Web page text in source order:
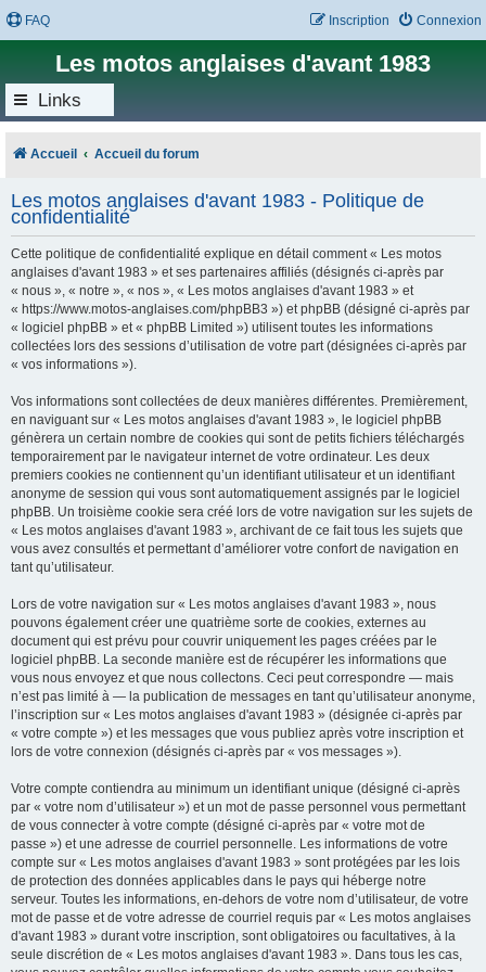
FAQ Connexion
Inscription
Les motos anglaises d'avant 1983
Links
Accueil Accueil du forum
Les motos anglaises d'avant 1983 - Politique de
confidentialité
Cette politique de confidentialité explique en détail comment « Les motos
anglaises d'avant 1983 » et ses partenaires affiliés (désignés ci-après par
« nous », « notre », « nos », « Les motos anglaises d'avant 1983 » et
« https://www.motos-anglaises.com/phpBB3 ») et phpBB (désigné ci-après par
« logiciel phpBB » et « phpBB Limited ») utilisent toutes les informations
collectées lors des sessions d’utilisation de votre part (désignées ci-après par
« vos informations »).
Vos informations sont collectées de deux manières différentes. Premièrement,
en naviguant sur « Les motos anglaises d'avant 1983 », le logiciel phpBB
génèrera un certain nombre de cookies qui sont de petits fichiers téléchargés
temporairement par le navigateur internet de votre ordinateur. Les deux
premiers cookies ne contiennent qu’un identifiant utilisateur et un identifiant
anonyme de session qui vous sont automatiquement assignés par le logiciel
phpBB. Un troisième cookie sera créé lors de votre navigation sur les sujets de
« Les motos anglaises d'avant 1983 », archivant de ce fait tous les sujets que
vous avez consultés et permettant d’améliorer votre confort de navigation en
tant qu’utilisateur.
Lors de votre navigation sur « Les motos anglaises d'avant 1983 », nous
pouvons également créer une quatrième sorte de cookies, externes au
document qui est prévu pour couvrir uniquement les pages créées par le
logiciel phpBB. La seconde manière est de récupérer les informations que
vous nous envoyez et que nous collectons. Ceci peut correspondre — mais
n’est pas limité à — la publication de messages en tant qu’utilisateur anonyme,
l’inscription sur « Les motos anglaises d'avant 1983 » (désignée ci-après par
« votre compte ») et les messages que vous publiez après votre inscription et
lors de votre connexion (désignés ci-après par « vos messages »).
Votre compte contiendra au minimum un identifiant unique (désigné ci-après
par « votre nom d’utilisateur ») et un mot de passe personnel vous permettant
de vous connecter à votre compte (désigné ci-après par « votre mot de
passe ») et une adresse de courriel personnelle. Les informations de votre
compte sur « Les motos anglaises d'avant 1983 » sont protégées par les lois
de protection des données applicables dans le pays qui héberge notre
serveur. Toutes les informations, en-dehors de votre nom d’utilisateur, de votre
mot de passe et de votre adresse de courriel requis par « Les motos anglaises
d'avant 1983 » durant votre inscription, sont obligatoires ou facultatives, à la
seule discrétion de « Les motos anglaises d'avant 1983 ». Dans tous les cas,